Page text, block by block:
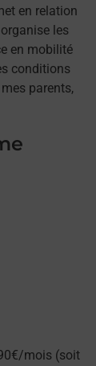
en relation
les
en mobilité
conditions
parents,
mois (soit